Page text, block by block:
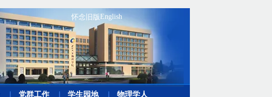
党群工作 学生园地 物理学人
怀念旧版English